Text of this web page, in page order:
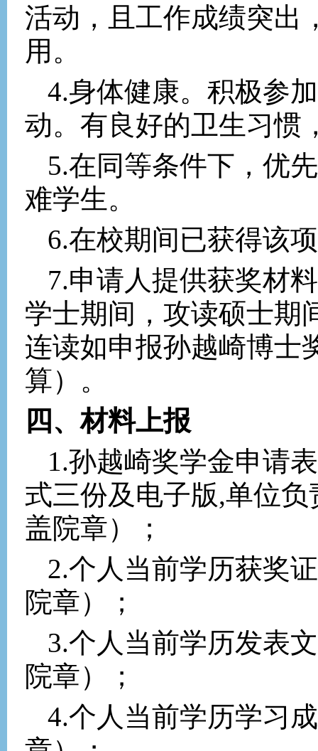
活动，且工作成绩突出
用。
4.身体健康。积极参
动。有良好的卫生习惯
5.在同等条件下，优
难学生。
6.在校期间已获得该
7.申请人提供获奖材
学士期间，攻读硕士期
连读如申报孙越崎博士
算）。
四、材料上报
1.孙越崎奖学金申请
式三份及电子版,单位负
盖院章）；
2.个人当前学历获奖
院章）；
3.个人当前学历发表
院章）；
4.个人当前学历学习